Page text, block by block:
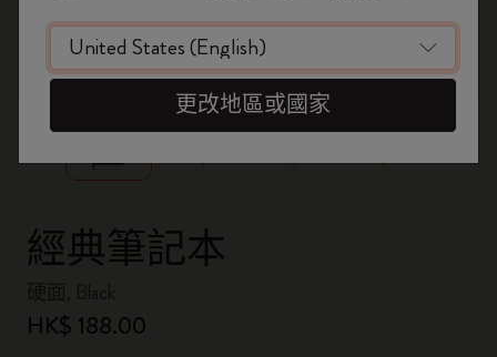
zoom.cta
經典筆記本
HK$ 188.00
加入成為會員！
更改地區或國家